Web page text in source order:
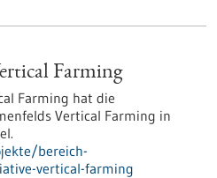
Farming
Farming hat die
Vertical Farming in
bereich-
vertical-farming